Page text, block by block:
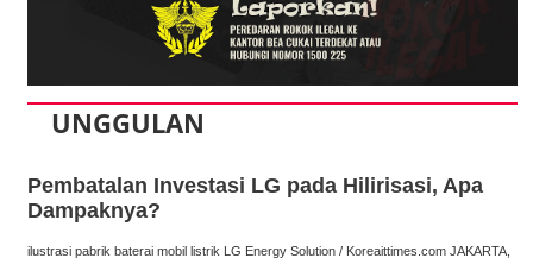
UNGGULAN
Pembatalan Investasi LG pada Hilirisasi, Apa
Dampaknya?
ilustrasi pabrik baterai mobil listrik LG Energy Solution / Koreaittimes.com JAKARTA,